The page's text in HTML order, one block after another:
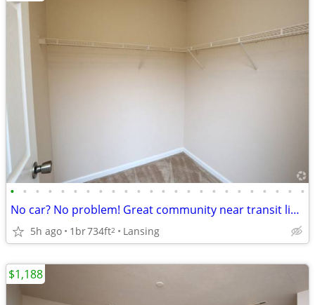
• • • • • • • • • • • • • • • • • • • • • • • •
No car? No problem! Great community near transit lines! 1 bed/1 bath
5h ago 1br734ft2 Lansing
$1,188